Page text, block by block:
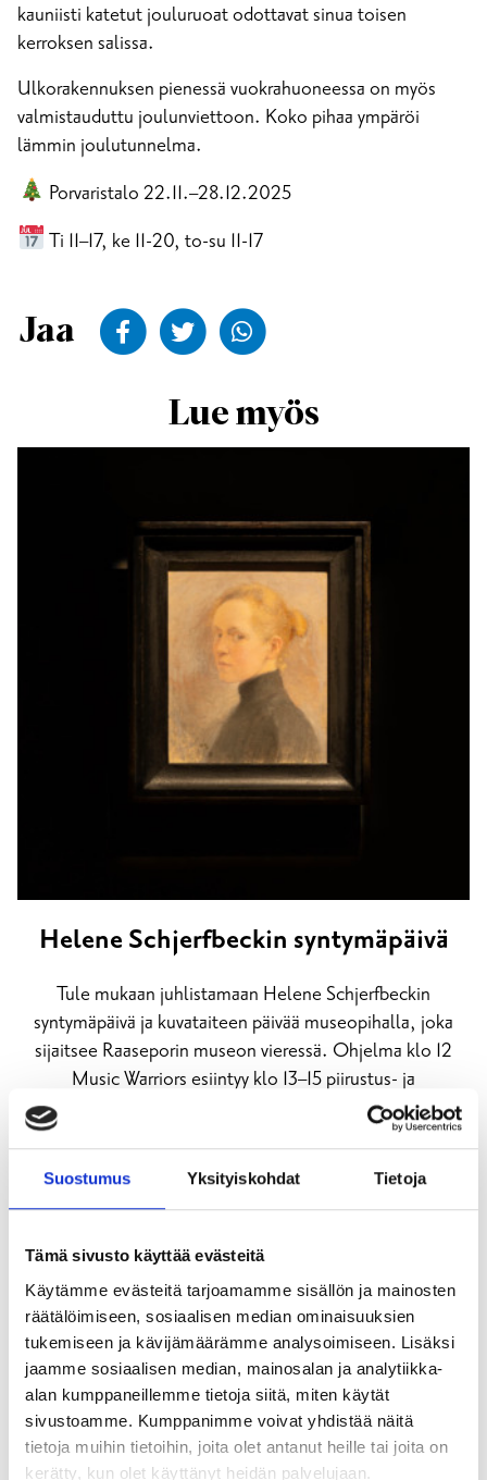
Suostumus Yksityiskohdat Tietoja
Tämä sivusto käyttää evästeitä
Käytämme evästeitä tarjoamamme sisällön ja mainosten
räätälöimiseen, sosiaalisen median ominaisuuksien
tukemiseen ja kävijämäärämme analysoimiseen. Lisäksi
jaamme sosiaalisen median, mainosalan ja analytiikka-
alan kumppaneillemme tietoja siitä, miten käytät
sivustoamme. Kumppanimme voivat yhdistää näitä
tietoja muihin tietoihin, joita olet antanut heille tai joita on
kerätty, kun olet käyttänyt heidän palvelujaan.
kauniisti katetut jouluruoat odottavat sinua toisen
kerroksen salissa.
Ulkorakennuksen pienessä vuokrahuoneessa on myös
valmistauduttu joulunviettoon. Koko pihaa ympäröi
lämmin joulutunnelma.
Porvaristalo 22.11.–28.12.2025
Ti 11–17, ke 11-20, to-su 11-17
Jaa Jaa Facekookiin
Jaa Twitteriin
Lue myös
Helene Schjerfbeckin syntymäpäivä
Tule mukaan juhlistamaan Helene Schjerfbeckin
syntymäpäivä ja kuvataiteen päivää museopihalla, joka
sijaitsee Raaseporin museon vieressä. Ohjelma klo 12
Music Warriors esiintyy klo 13–15 piirustus- ja
Lue lisää